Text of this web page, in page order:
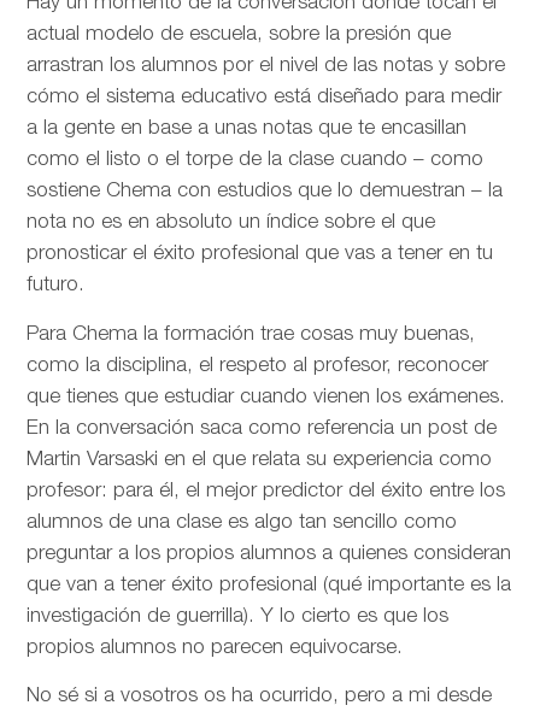
Hay un momento de la conversación donde tocan el
actual modelo de escuela, sobre la presión que
arrastran los alumnos por el nivel de las notas y sobre
cómo el sistema educativo está diseñado para medir
a la gente en base a unas notas que te encasillan
como el listo o el torpe de la clase cuando – como
sostiene Chema con estudios que lo demuestran – la
nota no es en absoluto un índice sobre el que
pronosticar el éxito profesional que vas a tener en tu
futuro.
Para Chema la formación trae cosas muy buenas,
como la disciplina, el respeto al profesor, reconocer
que tienes que estudiar cuando vienen los exámenes.
En la conversación saca como referencia un post de
Martin Varsaski en el que relata su experiencia como
profesor: para él, el mejor predictor del éxito entre los
alumnos de una clase es algo tan sencillo como
preguntar a los propios alumnos a quienes consideran
que van a tener éxito profesional (qué importante es la
investigación de guerrilla). Y lo cierto es que los
propios alumnos no parecen equivocarse.
No sé si a vosotros os ha ocurrido, pero a mi desde